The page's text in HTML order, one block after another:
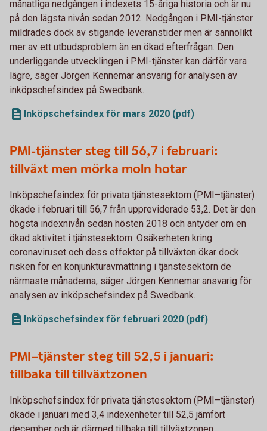
månatliga nedgången i indexets 15-åriga historia och är nu
på den lägsta nivån sedan 2012. Nedgången i PMI-tjänster
mildrades dock av stigande leveranstider men är sannolikt
mer av ett utbudsproblem än en ökad efterfrågan. Den
underliggande utvecklingen i PMI-tjänster kan därför vara
lägre, säger Jörgen Kennemar ansvarig för analysen av
inköpschefsindex på Swedbank.
Inköpschefsindex för mars 2020 (pdf)
PMI-tjänster steg till 56,7 i februari:
tillväxt men mörka moln hotar
Inköpschefsindex för privata tjänstesektorn (PMI–tjänster)
ökade i februari till 56,7 från uppreviderade 53,2. Det är den
högsta indexnivån sedan hösten 2018 och antyder om en
ökad aktivitet i tjänstesektorn. Osäkerheten kring
coronaviruset och dess effekter på tillväxten ökar dock
risken för en konjunkturavmattning i tjänstesektorn de
närmaste månaderna, säger Jörgen Kennemar ansvarig för
analysen av inköpschefsindex på Swedbank.
Inköpschefsindex för februari 2020 (pdf)
PMI–tjänster steg till 52,5 i januari:
tillbaka till tillväxtzonen
Inköpschefsindex för privata tjänstesektorn (PMI–tjänster)
ökade i januari med 3,4 indexenheter till 52,5 jämfört